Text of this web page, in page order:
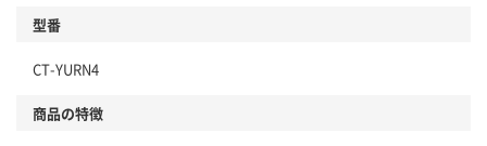
仕組
型番
CT-YURN4
商品の特徴